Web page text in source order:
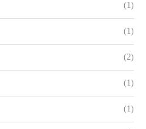
(1)
(1)
(2)
(1)
(1)